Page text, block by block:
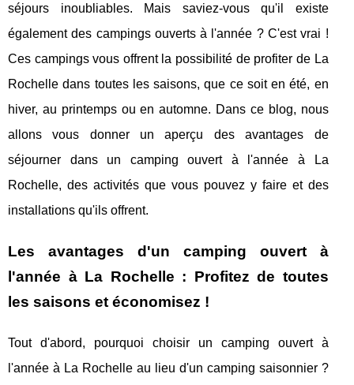
séjours inoubliables. Mais saviez-vous qu'il existe
également des campings ouverts à l'année ? C'est vrai !
Ces campings vous offrent la possibilité de profiter de La
Rochelle dans toutes les saisons, que ce soit en été, en
hiver, au printemps ou en automne. Dans ce blog, nous
allons vous donner un aperçu des avantages de
séjourner dans un camping ouvert à l'année à La
Rochelle, des activités que vous pouvez y faire et des
installations qu'ils offrent.
Les avantages d'un camping ouvert à
l'année à La Rochelle : Profitez de toutes
les saisons et économisez !
Tout d'abord, pourquoi choisir un camping ouvert à
l'année à La Rochelle au lieu d'un camping saisonnier ?